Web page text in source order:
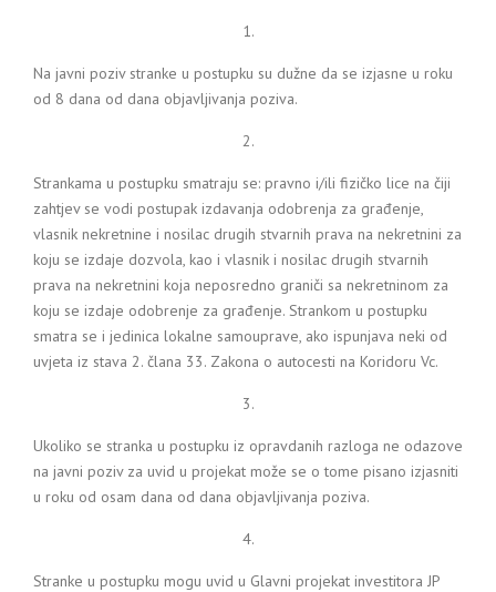
1.
Na javni poziv stranke u postupku su dužne da se izjasne u roku
od 8 dana od dana objavljivanja poziva.
2.
Strankama u postupku smatraju se: pravno i/ili fizičko lice na čiji
zahtjev se vodi postupak izdavanja odobrenja za građenje,
vlasnik nekretnine i nosilac drugih stvarnih prava na nekretnini za
koju se izdaje dozvola, kao i vlasnik i nosilac drugih stvarnih
prava na nekretnini koja neposredno graniči sa nekretninom za
koju se izdaje odobrenje za građenje. Strankom u postupku
smatra se i jedinica lokalne samouprave, ako ispunjava neki od
uvjeta iz stava 2. člana 33. Zakona o autocesti na Koridoru Vc.
3.
Ukoliko se stranka u postupku iz opravdanih razloga ne odazove
na javni poziv za uvid u projekat može se o tome pisano izjasniti
u roku od osam dana od dana objavljivanja poziva.
4.
Stranke u postupku mogu uvid u Glavni projekat investitora JP